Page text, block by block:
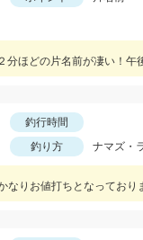
分ほどの片名前が凄い！午
釣行時間
釣り方 ナマズ・
りお値打ちとなっており